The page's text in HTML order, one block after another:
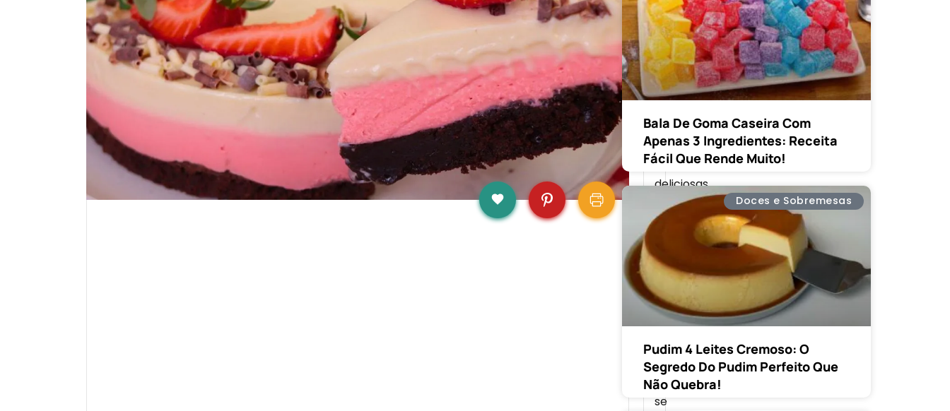
encontra
com
o
carinho
de
uma
mãe.
Descubra
receitas
deliciosas,
ingredientes
especiais
dicas
úteis
em
nossa
jornada
culinária.
Venha
se
Bala De Goma Caseira Com
Apenas 3 Ingredientes: Receita
Fácil Que Rende Muito!
Doces e Sobremesas
Pudim 4 Leites Cremoso: O
Segredo Do Pudim Perfeito Que
Não Quebra!